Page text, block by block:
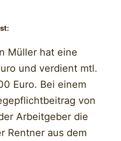
Müller hat eine
und verdient mtl.
Euro. Bei einem
von
Arbeitgeber die
Rentner aus dem